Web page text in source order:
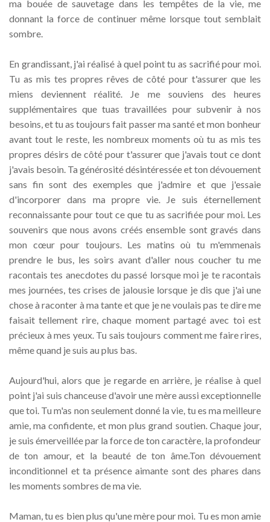
ma bouée de sauvetage dans les tempêtes de la vie, me
donnant la force de continuer même lorsque tout semblait
sombre.
En grandissant, j'ai réalisé à quel point tu as sacrifié pour moi.
Tu as mis tes propres rêves de côté pour t'assurer que les
miens deviennent réalité. Je me souviens des heures
supplémentaires que tuas travaillées pour subvenir à nos
besoins, et tu as toujours fait passer ma santé et mon bonheur
avant tout le reste, les nombreux moments où tu as mis tes
propres désirs de côté pour t'assurer que j'avais tout ce dont
j'avais besoin. Ta générosité désintéressée et ton dévouement
sans fin sont des exemples que j'admire et que j'essaie
d'incorporer dans ma propre vie. Je suis éternellement
reconnaissante pour tout ce que tu as sacrifiée pour moi. Les
souvenirs que nous avons créés ensemble sont gravés dans
mon cœur pour toujours. Les matins où tu m'emmenais
prendre le bus, les soirs avant d'aller nous coucher tu me
racontais tes anecdotes du passé lorsque moi je te racontais
mes journées, tes crises de jalousie lorsque je dis que j'ai une
chose à raconter à ma tante et que je ne voulais pas te dire me
faisait tellement rire, chaque moment partagé avec toi est
précieux à mes yeux. Tu sais toujours comment me faire rires,
même quand je suis au plus bas.
Aujourd'hui, alors que je regarde en arrière, je réalise à quel
point j'ai suis chanceuse d'avoir une mère aussi exceptionnelle
que toi. Tu m'as non seulement donné la vie, tu es ma meilleure
amie, ma confidente, et mon plus grand soutien. Chaque jour,
je suis émerveillée par la force de ton caractère, la profondeur
de ton amour, et la beauté de ton âme.Ton dévouement
inconditionnel et ta présence aimante sont des phares dans
les moments sombres de ma vie.
Maman, tu es bien plus qu'une mère pour moi. Tu es mon amie